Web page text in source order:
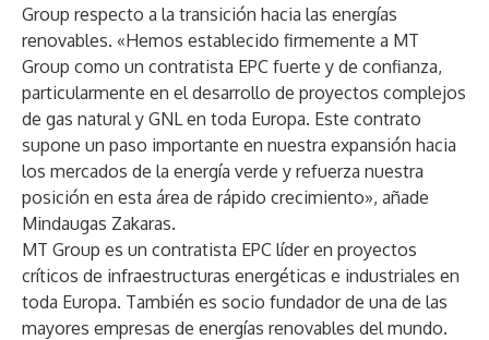
Group respecto a la transición hacia las energías
renovables. «Hemos establecido firmemente a MT
Group como un contratista EPC fuerte y de confianza,
particularmente en el desarrollo de proyectos complejos
de gas natural y GNL en toda Europa. Este contrato
supone un paso importante en nuestra expansión hacia
los mercados de la energía verde y refuerza nuestra
posición en esta área de rápido crecimiento», añade
Mindaugas Zakaras.
MT Group es un contratista EPC líder en proyectos
críticos de infraestructuras energéticas e industriales en
toda Europa. También es socio fundador de una de las
mayores empresas de energías renovables del mundo.